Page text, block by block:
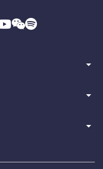
arrow_drop_down
arrow_drop_down
arrow_drop_down